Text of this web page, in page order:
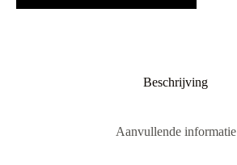
Beschrijving
Aanvullende informatie